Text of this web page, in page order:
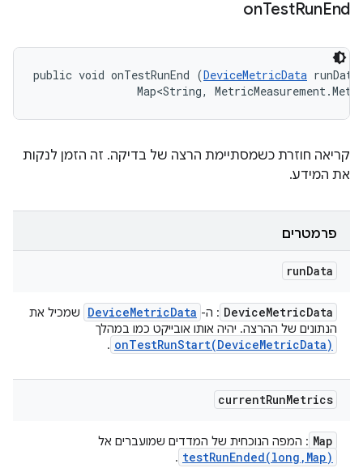
onTestRunEnd
public void onTestRunEnd (DeviceMetricData
Map<String,
קריאה חוזרת כשמסתיימת הרצה של בדיקה. זה הזמן לנקות
את המידע.
פרמטרים
runData
DeviceMetricData : ה- DeviceMetricData
שמכיל את
הנתונים של ההרצה. יהיה אותו אובייקט כמו במהלך
onTestRunStart(DeviceMetricData)
.
currentRunMetrics
Map : המפה הנוכחית של המדדים שמועברים אל
testRunEnded(long , Map)
.